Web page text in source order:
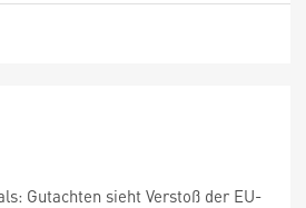
Gutachten sieht Verstoß der EU-